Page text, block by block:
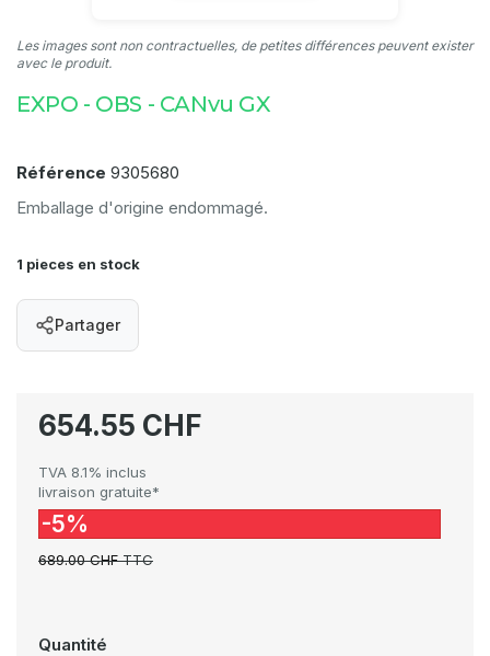
Les images sont non contractuelles, de petites différences peuvent exister
avec le produit.
EXPO - OBS - CANvu GX
Référence 9305680
Emballage d'origine endommagé.
1 pieces en stock
Partager
654.55 CHF
TVA 8.1% inclus
livraison gratuite*
-5%
689.00 CHFTTC
Quantité